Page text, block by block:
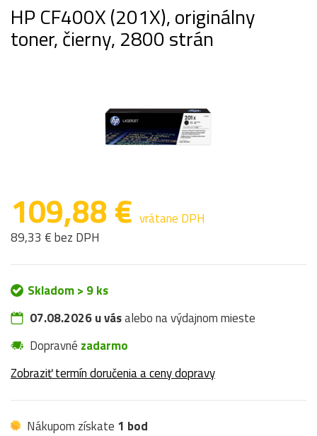
HP CF400X (201X), originálny
toner, čierny, 2800 strán
109,88 € vrátane DPH
89,33 € bez DPH
Skladom > 9 ks
07.08.2026 u vásalebo na výdajnom mieste
Dopravné zadarmo
Zobraziť termín doručenia a ceny dopravy
Nákupom získate 1 bod